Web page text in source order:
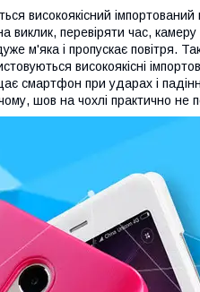
високоякісний імпортований
виклик, перевіряти час,
м'яка і пропускає повітря.
високоякісні
смартфон при ударах і
шов на чохлі практично не